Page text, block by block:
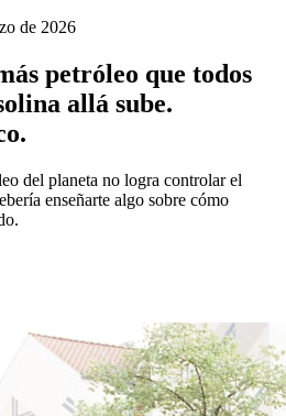
de 2026
petróleo que todos
allá sube.
del planeta no logra controlar el
enseñarte algo sobre cómo